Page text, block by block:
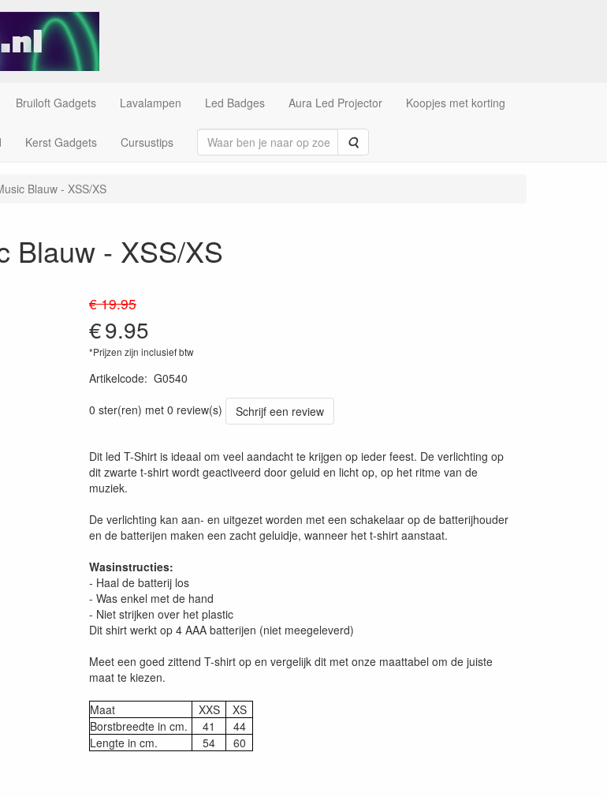
Bruiloft Gadgets Lavalampen Led Badges Aura Led Projector Koopjes met korting
Kerst Gadgets Cursustips Zoeken
Blauw - XSS/XS
Blauw - XSS/XS
€ 19.95
€9.95
*Prijzen zijn inclusief btw
Artikelcode: G0540
0 ster(ren) met 0 review(s)
Schrijf een review
Dit led T-Shirt is ideaal om veel aandacht te krijgen op ieder feest. De verlichting op
dit zwarte t-shirt wordt geactiveerd door geluid en licht op, op het ritme van de
muziek.
De verlichting kan aan- en uitgezet worden met een schakelaar op de batterijhouder
en de batterijen maken een zacht geluidje, wanneer het t-shirt aanstaat.
Wasinstructies:
- Haal de batterij los
- Was enkel met de hand
- Niet strijken over het plastic
Dit shirt werkt op 4 AAA batterijen (niet meegeleverd)
Meet een goed zittend T-shirt op en vergelijk dit met onze maattabel om de juiste
maat te kiezen.
Maat XXS
XS
Borstbreedte in cm.
41
44
Lengte in cm.
54 60